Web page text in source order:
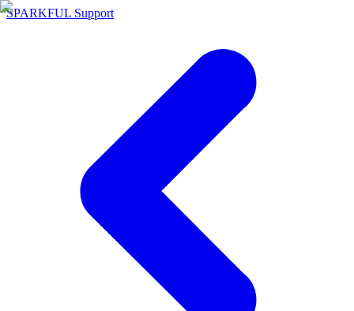
SPARKFUL Support